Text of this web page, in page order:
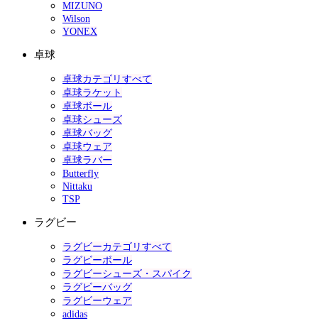
MIZUNO
Wilson
YONEX
卓球
卓球カテゴリすべて
卓球ラケット
卓球ボール
卓球シューズ
卓球バッグ
卓球ウェア
卓球ラバー
Butterfly
Nittaku
TSP
ラグビー
ラグビーカテゴリすべて
ラグビーボール
ラグビーシューズ・スパイク
ラグビーバッグ
ラグビーウェア
adidas